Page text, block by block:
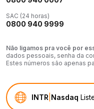
SAC (24 horas)
0800 940 9999
Não ligamos pra você por
dados pessoais, senha da
Estes números são apenas
INTR Nasdaq